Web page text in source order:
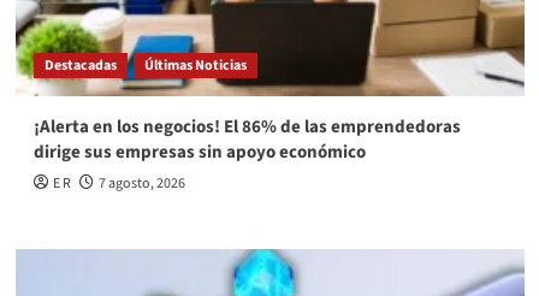
Destacadas Últimas Noticias
¡Alerta en los negocios! El 86% de las emprendedoras
dirige sus empresas sin apoyo económico
E R 7 agosto, 2026